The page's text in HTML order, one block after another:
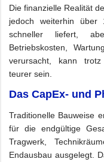
Die finanzielle Realität
jedoch weiterhin
schneller liefert,
Betriebskosten,
verursacht, kann trotz
teurer sein.
Das CapEx- und
Traditionelle Bauweise
für die endgültige
Tragwerk,
Endausbau ausgelegt.